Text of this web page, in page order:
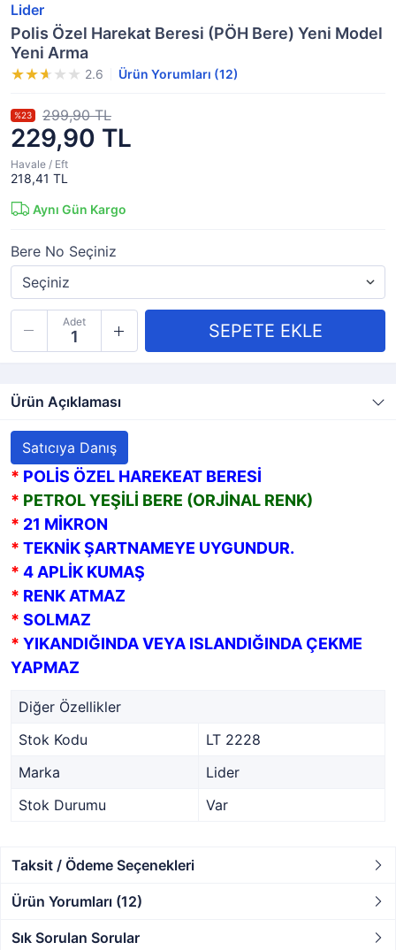
Lider
Polis Özel Harekat Beresi (PÖH Bere) Yeni Model
Yeni Arma
2.6 Ürün Yorumları (12)
229,90 TL
%23 299,90 TL
Havale / Eft
218,41 TL
Aynı Gün Kargo
Bere No Seçiniz
Adet
Ürün Açıklaması
Satıcıya Danış
* POLİS ÖZEL HAREKEAT BERESİ
* PETROL YEŞİLİ BERE (ORJİNAL RENK)
* 21 MİKRON
* TEKNİK ŞARTNAMEYE UYGUNDUR.
* 4 APLİK KUMAŞ
* RENK ATMAZ
* SOLMAZ
* YIKANDIĞINDA VEYA ISLANDIĞINDA ÇEKME
YAPMAZ
Diğer Özellikler
Stok Kodu
LT 2228
Marka
Lider
Stok Durumu
Var
Taksit / Ödeme Seçenekleri
Ürün Yorumları (12)
Sık Sorulan Sorular